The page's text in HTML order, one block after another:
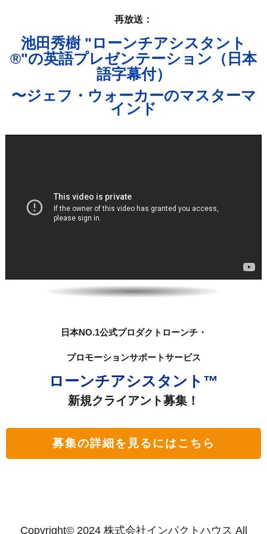
再放送：
池田秀樹 "ローンチアシスタント
®"の英語プレゼンテーション（日本
語字幕付）
〜ジェフ・ウォーカーのマスターマ
インド
日本NO.1公式プロダクトローンチ・
プロモーションサポートサービス
ローンチアシスタント ™
新規クライアント募集！
募集の詳細を見るにはこちら
Copyright© 2024 株式会社インパクトハウス All